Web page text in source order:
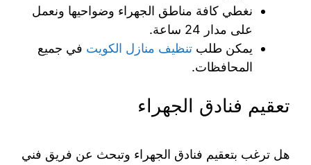
نغطي كافة مناطق الجهراء وضواحيها ونعمل
على مدار 24 ساعة.
يمكن طلب تنظيف منازل الكويت في جميع
المحافظات.
تعقيم فنادق الجهراء
هل ترغب بتعقيم فنادق الجهراء وتبحث عن فريق فني